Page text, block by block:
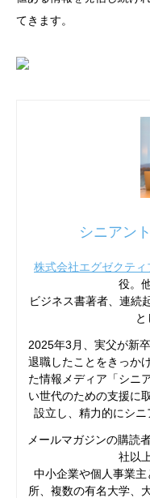
てきます。
シニアン
株式会社エグゼクテ
役。
ビジネス書著者、連続
と
2025年3月、実父が新
退職したことをきっか
た情報メディア「シニ
い世代のための支援に
設立し、精力的にシニ
メールマガジンの購読
社以
中小企業や個人事業
所、複数の有名大学、